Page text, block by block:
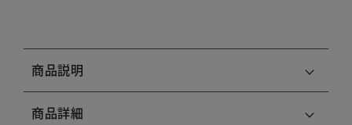
商品説明
商品詳細